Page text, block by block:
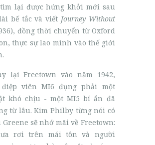
lại được hứng khởi mới sau
bế tắc và viết Journey Without
đồng thời chuyển từ Oxford
thực sự lao mình vào thế giới
lại Freetown vào năm 1942,
điệp viên MI6 đụng phải một
khó chịu - một MI5 bí ẩn đã
từ lâu. Kim Philby từng nói có
sẽ nhớ mãi về Freetown:
rơi trên mái tôn và người